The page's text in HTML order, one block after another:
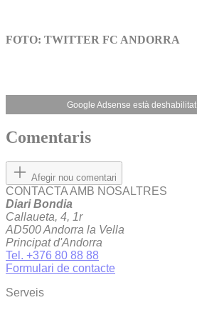
FOTO: TWITTER FC ANDORRA
Google Adsense està deshabilitat.
Comentaris
Afegir nou comentari
CONTACTA AMB NOSALTRES
Diari Bondia
Callaueta, 4, 1r
AD500 Andorra la Vella
Principat d'Andorra
Tel. +376 80 88 88
Formulari de contacte
Serveis